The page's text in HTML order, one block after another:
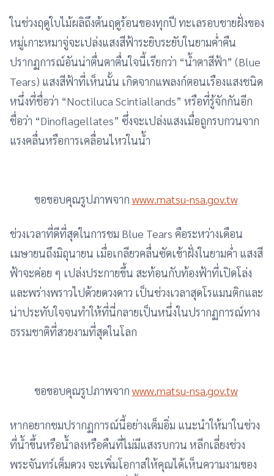
ในช่วงฤดูใบไม้ผลิถึงต้นฤดูร้อนของทุกปี ทะเลรอบชายฝั่งของ
หมู่เกาะหมาจู่จะเปล่งแสงสีฟ้าระยิบระยับในยามค่ำคืน
ปรากฏการณ์อันน่าตื่นตาตื่นใจนี้เรียกว่า “น้ำตาสีฟ้า” (Blue
Tears) แสงสีฟ้าที่เห็นนั้น เกิดจากแพลงก์ตอนเรืองแสงชนิด
หนึ่งที่ชื่อว่า “Noctiluca Scintiallands” หรือที่รู้จักกันอีก
ชื่อว่า “Dinoflagellates” ซึ่งจะเปล่งแสงเมื่อถูกรบกวนจาก
แรงคลื่นหรือการเคลื่อนไหวในน้ำ
ขอขอบคุณรูปภาพจาก www.matsu-nsa.gov.tw
ช่วงเวลาที่ดีที่สุดในการชม Blue Tears คือระหว่างเดือน
เมษายนถึงมิถุนายน เมื่อเกลียวคลื่นซัดเข้าฝั่งในยามค่ำ แสงสี
ฟ้าจะค่อย ๆ เปล่งประกายขึ้น สะท้อนกับท้องฟ้าที่เปิดโล่ง
และพร่างพราวไปด้วยดวงดาว เป็นช่วงเวลาสุดโรแมนติกและ
น่าประทับใจจนทำให้ที่นี่กลายเป็นหนึ่งในปรากฏการณ์ทาง
ธรรมชาติที่สวยงามที่สุดในโลก
ขอขอบคุณรูปภาพจาก www.matsu-nsa.gov.tw
หากอยากชมปรากฏการณ์นี้อย่างเต็มอิ่ม แนะนำให้มาในช่วง
ที่น้ำขึ้นหรือน้ำลงหรือคืนที่ไม่มีแสงรบกวน หลีกเลี่ยงช่วง
พระจันทร์เต็มดวง จะเพิ่มโอกาสให้คุณได้เห็นความงามของ